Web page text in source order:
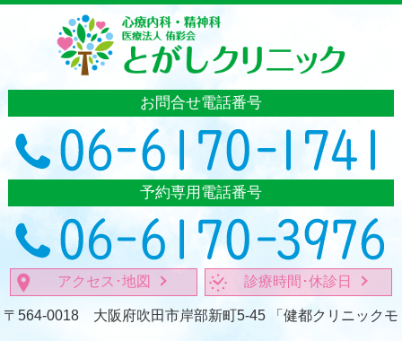
お問合せ電話番号
予約専用電話番号
アクセス･地図 診療時間･休診日
〒564-0018 大阪府吹田市岸部新町5-45 「健都クリニック